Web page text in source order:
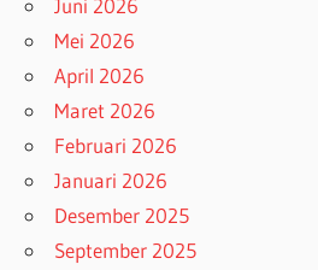
Juni 2026
Mei 2026
April 2026
Maret 2026
Februari 2026
Januari 2026
Desember 2025
September 2025